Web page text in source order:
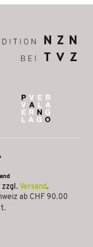
Versand.
ab CHF 90.00